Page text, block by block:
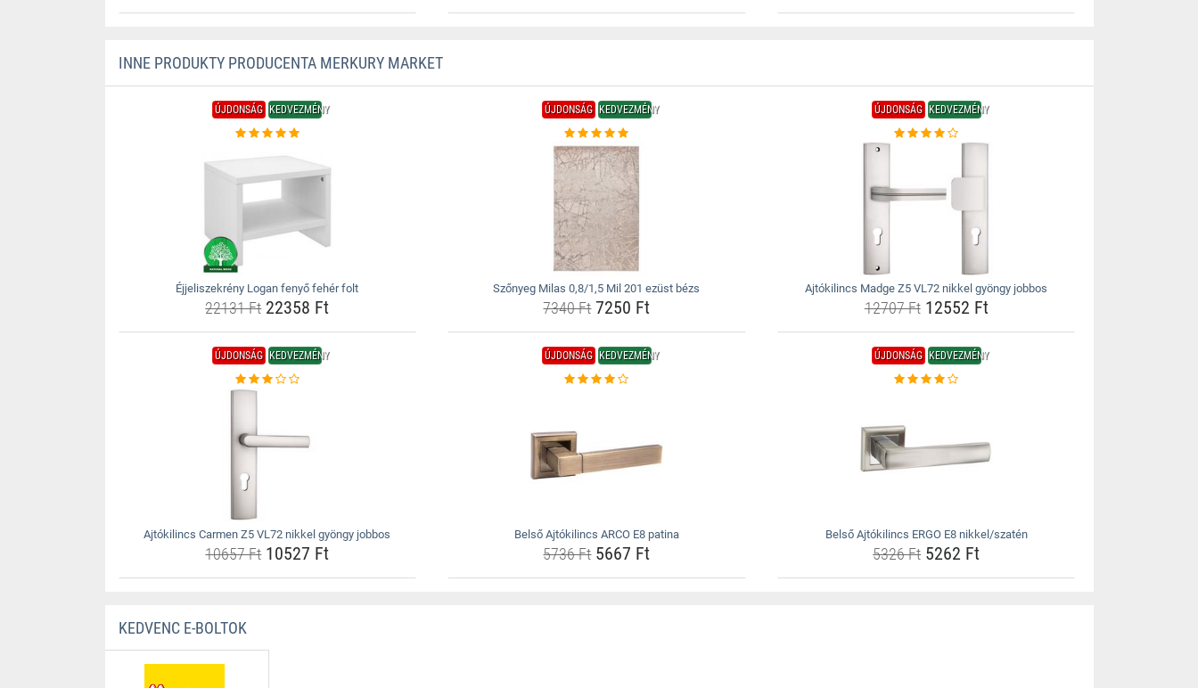
INNE PRODUKTY PRODUCENTA MERKURY MARKET
ÚJDONSÁG KEDVEZMÉNY
Éjjeliszekrény Logan fenyő fehér folt
22131 Ft22358 Ft
ÚJDONSÁG KEDVEZMÉNY
Szőnyeg Milas 0,8/1,5 Mil 201 ezüst bézs
7340 Ft7250 Ft
ÚJDONSÁG KEDVEZMÉNY
Ajtókilincs Madge Z5 VL72 nikkel gyöngy jobbos
12707 Ft12552 Ft
ÚJDONSÁG KEDVEZMÉNY
Ajtókilincs Carmen Z5 VL72 nikkel gyöngy jobbos
10657 Ft10527 Ft
ÚJDONSÁG KEDVEZMÉNY
Belső Ajtókilincs ARCO E8 patina
5736 Ft5667 Ft
ÚJDONSÁG KEDVEZMÉNY
Belső Ajtókilincs ERGO E8 nikkel/szatén
5326 Ft 5262 Ft
KEDVENC E-BOLTOK